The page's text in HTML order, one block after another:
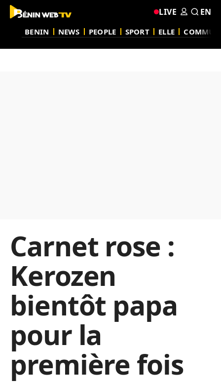
BENIN NEWS PEOPLE SPORT ELLE
LIVE EN
Carnet rose :
Kerozen
bientôt papa
pour la
première fois